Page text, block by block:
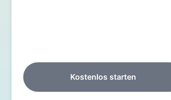
Kostenlos starten